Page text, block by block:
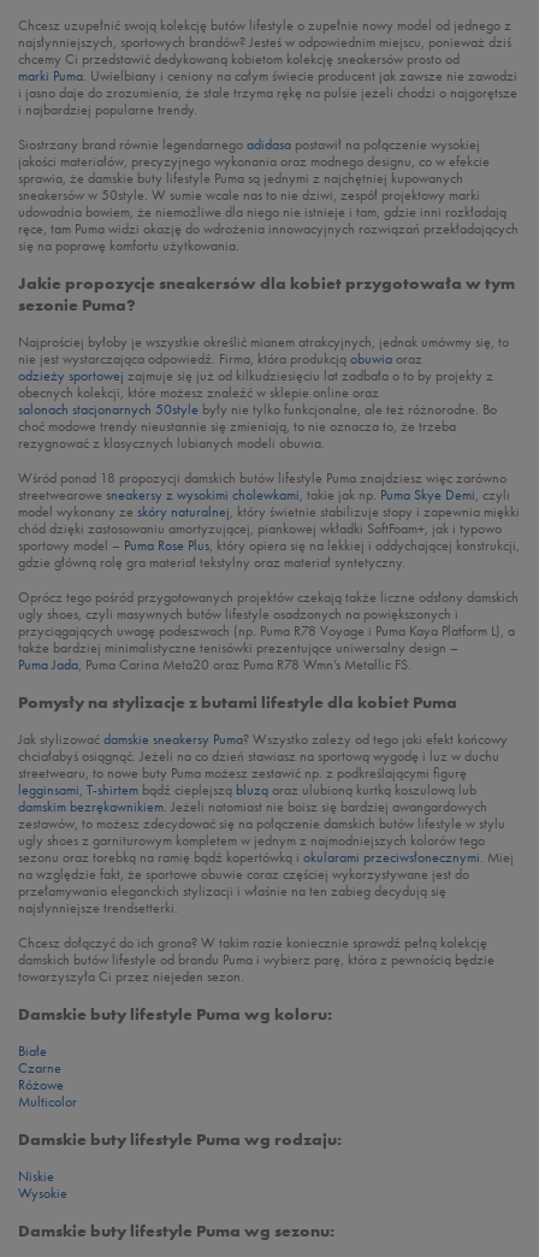
Chcesz uzupełnić swoją kolekcję butów lifestyle o zupełnie nowy model od jednego z
najsłynniejszych, sportowych brandów? Jesteś w odpowiednim miejscu, ponieważ dziś
chcemy Ci przedstawić dedykowaną kobietom kolekcję sneakersów prosto od
marki Puma. Uwielbiany i ceniony na całym świecie producent jak zawsze nie zawodzi
i jasno daje do zrozumienia, że stale trzyma rękę na pulsie jeżeli chodzi o najgorętsze
i najbardziej popularne trendy.
Siostrzany brand równie legendarnegoadidasa postawił na połączenie wysokiej
jakości materiałów, precyzyjnego wykonania oraz modnego designu, co w efekcie
sprawia, że damskie buty lifestyle Puma są jednymi z najchętniej kupowanych
sneakersów w 50style. W sumie wcale nas to nie dziwi, zespół projektowy marki
udowadnia bowiem, że niemożliwe dla niego nie istnieje i tam, gdzie inni rozkładają
ręce, tam Puma widzi okazję do wdrożenia innowacyjnych rozwiązań przekładających
się na poprawę komfortu użytkowania.
Jakie propozycje sneakersów dla kobiet przygotowała w tym
sezonie Puma?
Najprościej byłoby je wszystkie określić mianem atrakcyjnych, jednak umówmy się, to
nie jest wystarczająca odpowiedź. Firma, która produkcjąobuwiaoraz
odzieży sportowej zajmuje się już od kilkudziesięciu lat zadbała o to by projekty z
obecnych kolekcji, które możesz znaleźć w sklepie online oraz
salonach stacjonarnych 50style były nie tylko funkcjonalne, ale też różnorodne. Bo
choć modowe trendy nieustannie się zmieniają, to nie oznacza to, że trzeba
rezygnować z klasycznych lubianych modeli obuwia.
Wśród ponad 18 propozycji damskich butów lifestyle Puma znajdziesz więc zarówno
streetwearowe sneakersy z wysokimi cholewkami, takie jak np. Puma Skye Demi, czyli
model wykonany ze skóry naturalnej, który świetnie stabilizuje stopy i zapewnia miękki
chód dzięki zastosowaniu amortyzującej, piankowej wkładki SoftFoam+, jak i typowo
sportowy model – Puma Rose Plus, który opiera się na lekkiej i oddychającej konstrukcji,
gdzie główną rolę gra materiał tekstylny oraz materiał syntetyczny.
Oprócz tego pośród przygotowanych projektów czekają także liczne odsłony damskich
ugly shoes, czyli masywnych butów lifestyle osadzonych na powiększonych i
przyciągających uwagę podeszwach (np. Puma R78 Voyage i Puma Kaya Platform L), a
także bardziej minimalistyczne tenisówki prezentujące uniwersalny design –
Puma Jada, Puma Carina Meta20 oraz Puma R78 Wmn’s Metallic FS.
Pomysły na stylizacje z butami lifestyle dla kobiet Puma
Jak stylizowaćdamskie sneakersy Puma? Wszystko zależy od tego jaki efekt końcowy
chciałabyś osiągnąć. Jeżeli na co dzień stawiasz na sportową wygodę i luz w duchu
streetwearu, to nowe buty Puma możesz zestawić np. z podkreślającymi figurę
legginsami, T-shirtem bądź cieplejszą bluząoraz ulubioną kurtką koszulową lub
damskim bezrękawnikiem. Jeżeli natomiast nie boisz się bardziej awangardowych
zestawów, to możesz zdecydować się na połączenie damskich butów lifestyle w stylu
ugly shoes z garniturowym kompletem w jednym z najmodniejszych kolorów tego
sezonu oraz torebką na ramię bądź kopertówką i okularami przeciwsłonecznymi. Miej
na względzie fakt, że sportowe obuwie coraz częściej wykorzystywane jest do
przełamywania eleganckich stylizacji i właśnie na ten zabieg decydują się
najsłynniejsze trendsetterki.
Chcesz dołączyć do ich grona? W takim razie koniecznie sprawdź pełną kolekcję
damskich butów lifestyle od brandu Puma i wybierz parę, która z pewnością będzie
towarzyszyła Ci przez niejeden sezon.
Damskie buty lifestyle Puma wg koloru:
Białe
Czarne
Różowe
Multicolor
Damskie buty lifestyle Puma wg rodzaju:
Niskie
Wysokie
Damskie buty lifestyle Puma wg sezonu: